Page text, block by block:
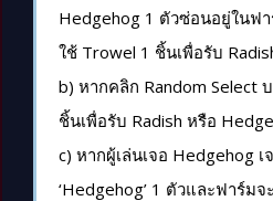
Hedgehog 1 ตัวซ่อนอยู่ในฟ
ใช้ Trowel 1 ชิ้นเพื่อรับ
b) หากคลิก Random Select
ชิ้นเพื่อรับ Radish หรือ
c) หากผู้เล่นเจอ Hedgehog เ
‘Hedgehog’ 1 ตัวและฟาร์มจ